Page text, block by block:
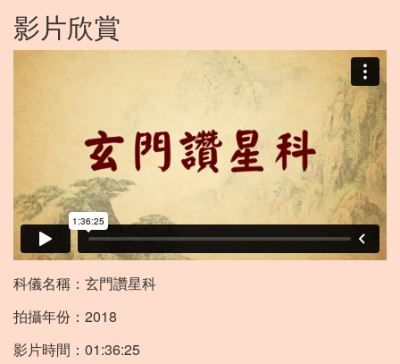
影片欣賞
科儀名稱：玄門讚星科
拍攝年份：2018
影片時間：01:36:25